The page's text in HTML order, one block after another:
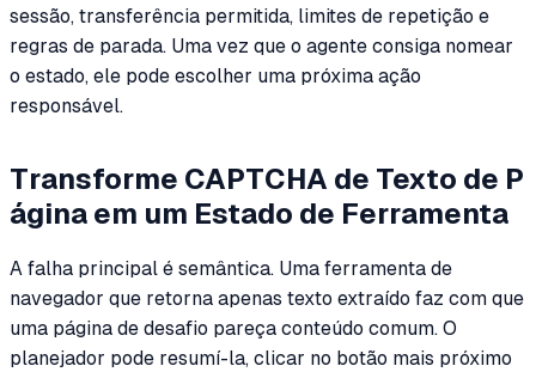
sessão, transferência permitida, limites de repetição e
regras de parada. Uma vez que o agente consiga nomear
o estado, ele pode escolher uma próxima ação
responsável.
Transforme CAPTCHA de Texto de P
ágina em um Estado de Ferramenta
A falha principal é semântica. Uma ferramenta de
navegador que retorna apenas texto extraído faz com que
uma página de desafio pareça conteúdo comum. O
planejador pode resumí-la, clicar no botão mais próximo